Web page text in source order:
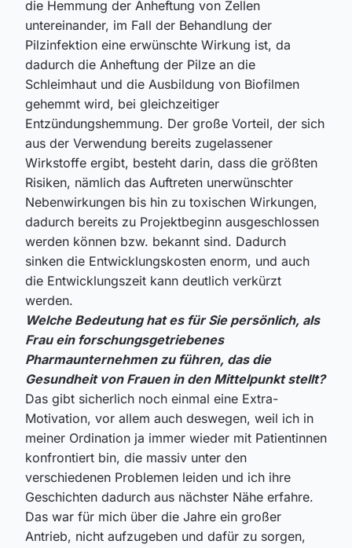
die Hemmung der Anheftung von Zellen
untereinander, im Fall der Behandlung der
Pilzinfektion eine erwünschte Wirkung ist, da
dadurch die Anheftung der Pilze an die
Schleimhaut und die Ausbildung von Biofilmen
gehemmt wird, bei gleichzeitiger
Entzündungshemmung. Der große Vorteil, der sich
aus der Verwendung bereits zugelassener
Wirkstoffe ergibt, besteht darin, dass die größten
Risiken, nämlich das Auftreten unerwünschter
Nebenwirkungen bis hin zu toxischen Wirkungen,
dadurch bereits zu Projektbeginn ausgeschlossen
werden können bzw. bekannt sind. Dadurch
sinken die Entwicklungskosten enorm, und auch
die Entwicklungszeit kann deutlich verkürzt
werden.
Welche Bedeutung hat es für Sie persönlich, als
Frau ein forschungsgetriebenes
Pharmaunternehmen zu führen, das die
Gesundheit von Frauen in den Mittelpunkt stellt?
Das gibt sicherlich noch einmal eine Extra-
Motivation, vor allem auch deswegen, weil ich in
meiner Ordination ja immer wieder mit Patientinnen
konfrontiert bin, die massiv unter den
verschiedenen Problemen leiden und ich ihre
Geschichten dadurch aus nächster Nähe erfahre.
Das war für mich über die Jahre ein großer
Antrieb, nicht aufzugeben und dafür zu sorgen,